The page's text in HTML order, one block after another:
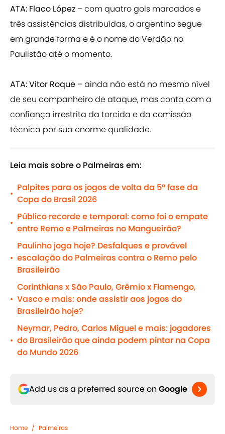
ATA: Flaco López – com quatro gols marcados e
três assistências distribuídas, o argentino segue
em grande forma e é o nome do Verdão no
Paulistão até o momento.
ATA: Vitor Roque – ainda não está no mesmo nível
de seu companheiro de ataque, mas conta com a
confiança irrestrita da torcida e da comissão
técnica por sua enorme qualidade.
Leia mais sobre o Palmeiras em:
•
Palpites para os jogos de volta da 5ª fase da
Copa do Brasil 2026
•
Público recorde e temporal: como foi o empate
entre Remo e Palmeiras no Mangueirão?
•
Paulinho joga hoje? Desfalques e provável
escalação do Palmeiras contra o Remo pelo
Brasileirão
•
Corinthians x São Paulo, Grêmio x Flamengo,
Vasco e mais: onde assistir aos jogos do
Brasileirão hoje?
•
Neymar, Pedro, Carlos Miguel e mais: jogadores
do Brasileirão que ainda podem pintar na Copa
do Mundo 2026
Add us as a preferred source on Google
Home / Palmeiras